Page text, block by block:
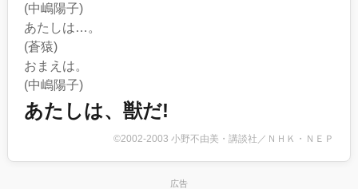
(中嶋陽子)
あたしは…。
(蒼猿)
おまえは。
(中嶋陽子)
あたしは、獣だ!
©2002-2003 小野不由美・講談社／ＮＨＫ・ＮＥＰ
広告